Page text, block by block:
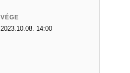
VÉGE
2023.10.08. 14:00